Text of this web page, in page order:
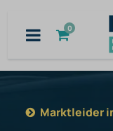
0
Marktleider